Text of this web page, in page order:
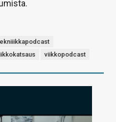
viikkopodcast